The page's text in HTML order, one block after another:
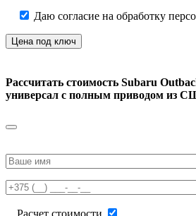
Даю согласие на обработку
Рассчитать стоимость Subaru
универсал с полным приводом из
leave
field
empty.
Расчет стоимости